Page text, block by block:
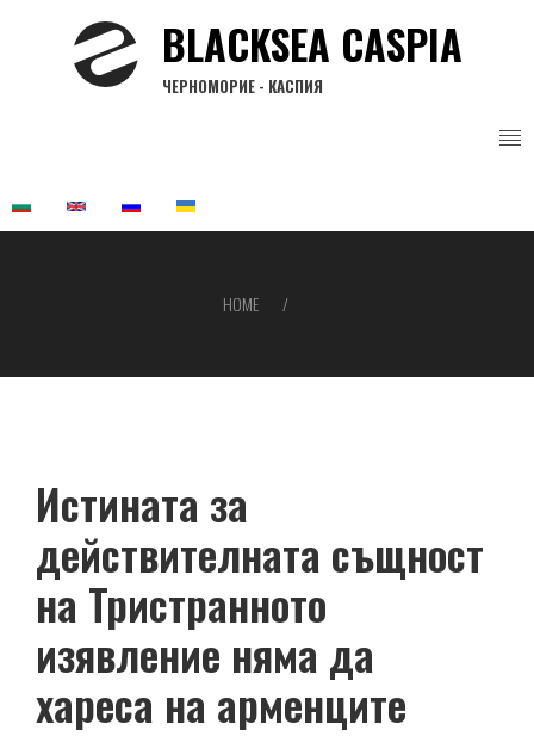
BLACKSEA CASPIA
ЧЕРНОМОРИЕ - КАСПИЯ
HOME
Истината за
действителната същност
на Тристранното
изявление няма да
хареса на арменците